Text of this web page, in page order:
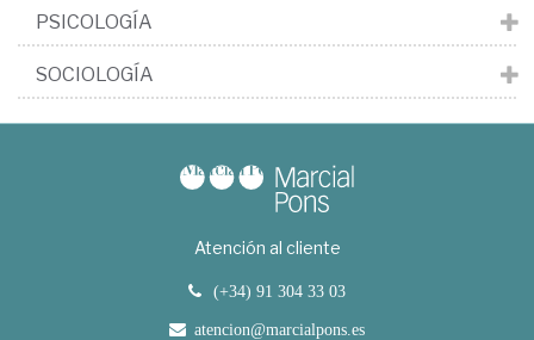
PSICOLOGÍA
SOCIOLOGÍA
Atención al cliente
(+34) 91 304 33 03
atencion@marcialpons.es